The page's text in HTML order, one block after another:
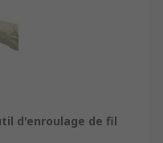
d'enroulage de fil